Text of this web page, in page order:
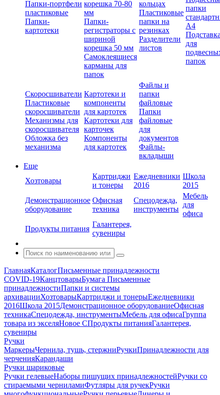
Папки-портфели
пластиковые
Папки-
картотеки
корешка 70-80
мм
Папки-
регистраторы с
шириной
корешка 50 мм
Самоклеящиеся
карманы для
папок
кольцах
Пластиковые
папки на
резинках
Разделители
листов
папки
А4
для
папок
Скоросшиватели
Пластиковые
скоросшиватели
Механизмы для
скоросшивателя
Обложка без
механизма
Картотеки и
компоненты
для картотек
Картотеки для
карточек
Компоненты
для картотек
Файлы и
папки
файловые
Папки
файловые
для
документов
Файлы-
вкладыши
Еще
Хозтовары
Картриджи
и тонеры
Ежедневники
2016
Школа
2015
Демонстрационное
оборудование
Офисная
техника
Спецодежда,
инструменты
Мебель
для
офиса
Продукты питания
Галантерея,
сувениры
ГлавнаяКаталогПисьменные принадлежности
COVID-19КанцтоварыБумага Письменные
принадлежностиПапки и системы
архивацииХозтоварыКартриджи и тонерыЕжедневники
2016Школа 2015Демонстрационное оборудованиеОфисная
техникаСпецодежда, инструментыМебель для офисаГруппа
товара из экселяНовое СПродукты питанияГалантерея,
сувениры
Ручки
МаркерыЧернила, тушь, стержниРучкиПринадлежности для
черченияКарандаши
Ручки шариковые
Ручки гелевыеНаборы пишущих принадлежностейРучки со
стираемыми черниламиФутляры для ручекРучки